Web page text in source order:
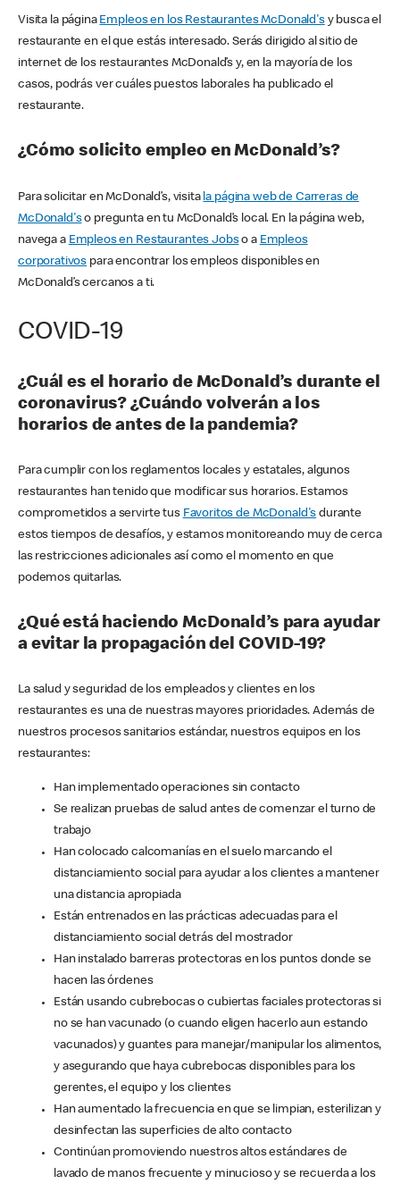
Visita la página Empleos en los Restaurantes McDonald'sy busca el
restaurante en el que estás interesado. Serás dirigido al sitio de
internet de los restaurantes McDonald’s y, en la mayoría de los
casos, podrás ver cuáles puestos laborales ha publicado el
restaurante.
¿Cómo solicito empleo en McDonald’s?
Para solicitar en McDonald’s, visita la página web de Carreras de
McDonald'so pregunta en tu McDonald’s local. En la página web,
navega a Empleos en Restaurantes Jobso a Empleos
corporativos para encontrar los empleos disponibles en
McDonald’s cercanos a ti.
COVID-19
¿Cuál es el horario de McDonald’s durante el
coronavirus? ¿Cuándo volverán a los
horarios de antes de la pandemia?
Para cumplir con los reglamentos locales y estatales, algunos
restaurantes han tenido que modificar sus horarios. Estamos
comprometidos a servirte tus Favoritos de McDonald's durante
estos tiempos de desafíos, y estamos monitoreando muy de cerca
las restricciones adicionales así como el momento en que
podemos quitarlas.
¿Qué está haciendo McDonald’s para ayudar
a evitar la propagación del COVID-19?
La salud y seguridad de los empleados y clientes en los
restaurantes es una de nuestras mayores prioridades. Además de
nuestros procesos sanitarios estándar, nuestros equipos en los
restaurantes:
Han implementado operaciones sin contacto
Se realizan pruebas de salud antes de comenzar el turno de
trabajo
Han colocado calcomanías en el suelo marcando el
distanciamiento social para ayudar a los clientes a mantener
una distancia apropiada
Están entrenados en las prácticas adecuadas para el
distanciamiento social detrás del mostrador
Han instalado barreras protectoras en los puntos donde se
hacen las órdenes
Están usando cubrebocas o cubiertas faciales protectoras si
no se han vacunado (o cuando eligen hacerlo aun estando
vacunados) y guantes para manejar/manipular los alimentos,
y asegurando que haya cubrebocas disponibles para los
gerentes, el equipo y los clientes
Han aumentado la frecuencia en que se limpian, esterilizan y
desinfectan las superficies de alto contacto
Continúan promoviendo nuestros altos estándares de
lavado de manos frecuente y minucioso y se recuerda a los